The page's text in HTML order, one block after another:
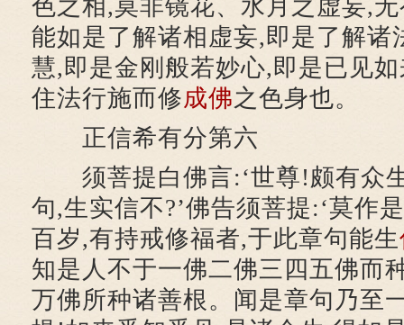
色之相,莫非镜花、水月之虚妄,
能如是了解诸相虚妄,即是了解诸
慧,即是金刚般若妙心,即是已见
住法行施而修成佛之色身也。
正信希有分第六
须菩提白佛言:‘世尊!颇有众
句,生实信不?’佛告须菩提:‘莫作
百岁,有持戒修福者,于此章句能生
知是人不于一佛二佛三四五佛而
万佛所种诸善根。闻是章句乃至